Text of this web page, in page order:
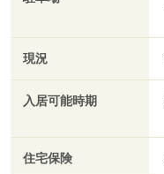
現況
入居可能時期
住宅保険